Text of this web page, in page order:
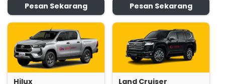
Pesan Sekarang Pesan Sekarang
Hilux Land Cruiser